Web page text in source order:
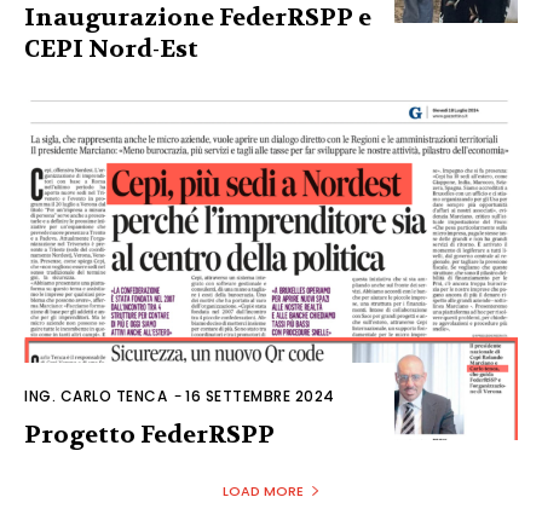
Inaugurazione FederRSPP e
CEPI Nord-Est
ING. CARLO TENCA -16 SETTEMBRE 2024
Progetto FederRSPP
LOAD MORE